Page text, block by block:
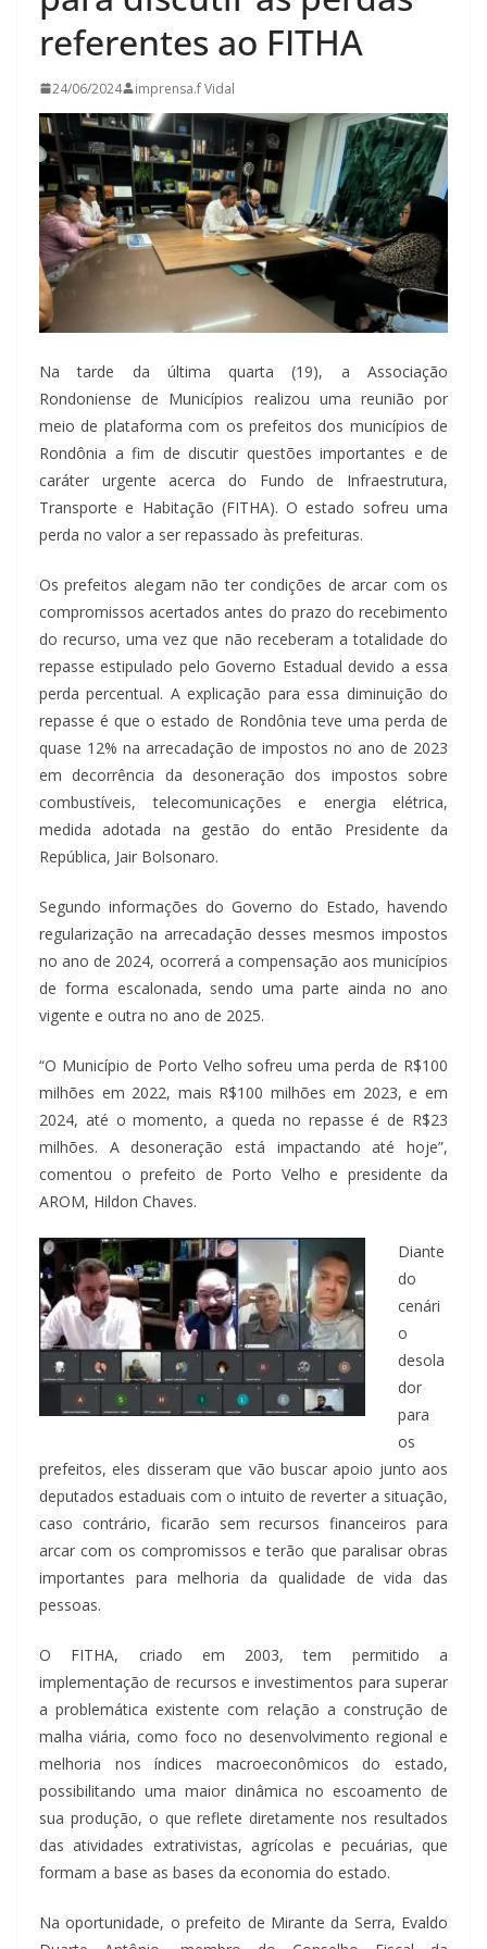
referentes ao FITHA
24/06/2024 imprensa.f Vidal
Na tarde da última quarta (19), a Associação
Rondoniense de Municípios realizou uma reunião por
meio de plataforma com os prefeitos dos municípios de
Rondônia a fim de discutir questões importantes e de
caráter urgente acerca do Fundo de Infraestrutura,
Transporte e Habitação (FITHA). O estado sofreu uma
perda no valor a ser repassado às prefeituras.
Os prefeitos alegam não ter condições de arcar com os
compromissos acertados antes do prazo do recebimento
do recurso, uma vez que não receberam a totalidade do
repasse estipulado pelo Governo Estadual devido a essa
perda percentual. A explicação para essa diminuição do
repasse é que o estado de Rondônia teve uma perda de
quase 12% na arrecadação de impostos no ano de 2023
em decorrência da desoneração dos impostos sobre
combustíveis, telecomunicações e energia elétrica,
medida adotada na gestão do então Presidente da
República, Jair Bolsonaro.
Segundo informações do Governo do Estado, havendo
regularização na arrecadação desses mesmos impostos
no ano de 2024, ocorrerá a compensação aos municípios
de forma escalonada, sendo uma parte ainda no ano
vigente e outra no ano de 2025.
“O Município de Porto Velho sofreu uma perda de R$100
milhões em 2022, mais R$100 milhões em 2023, e em
2024, até o momento, a queda no repasse é de R$23
milhões. A desoneração está impactando até hoje”,
comentou o prefeito de Porto Velho e presidente da
AROM, Hildon Chaves.
Diante
do
cenári
o
desola
dor
para
os
prefeitos, eles disseram que vão buscar apoio junto aos
deputados estaduais com o intuito de reverter a situação,
caso contrário, ficarão sem recursos financeiros para
arcar com os compromissos e terão que paralisar obras
importantes para melhoria da qualidade de vida das
pessoas.
O FITHA, criado em 2003, tem permitido a
implementação de recursos e investimentos para superar
a problemática existente com relação a construção de
malha viária, como foco no desenvolvimento regional e
melhoria nos índices macroeconômicos do estado,
possibilitando uma maior dinâmica no escoamento de
sua produção, o que reflete diretamente nos resultados
das atividades extrativistas, agrícolas e pecuárias, que
formam a base as bases da economia do estado.
Na oportunidade, o prefeito de Mirante da Serra, Evaldo